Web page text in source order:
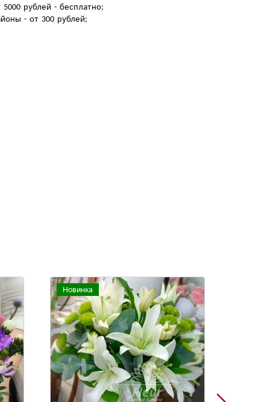
рублей - бесплатно;
- от 300 рублей;
Акция